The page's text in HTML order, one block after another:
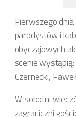
Pierwszego
parodystów i
obyczajowych
scenie
Czernecki,
W sobotni
zagraniczni